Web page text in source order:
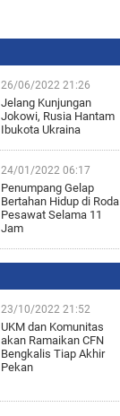
26/06/2022 21:26
Jelang Kunjungan
Jokowi, Rusia Hantam
Ibukota Ukraina
24/01/2022 06:17
Penumpang Gelap
Bertahan Hidup di Roda
Pesawat Selama 11
Jam
23/10/2022 21:52
UKM dan Komunitas
akan Ramaikan CFN
Bengkalis Tiap Akhir
Pekan